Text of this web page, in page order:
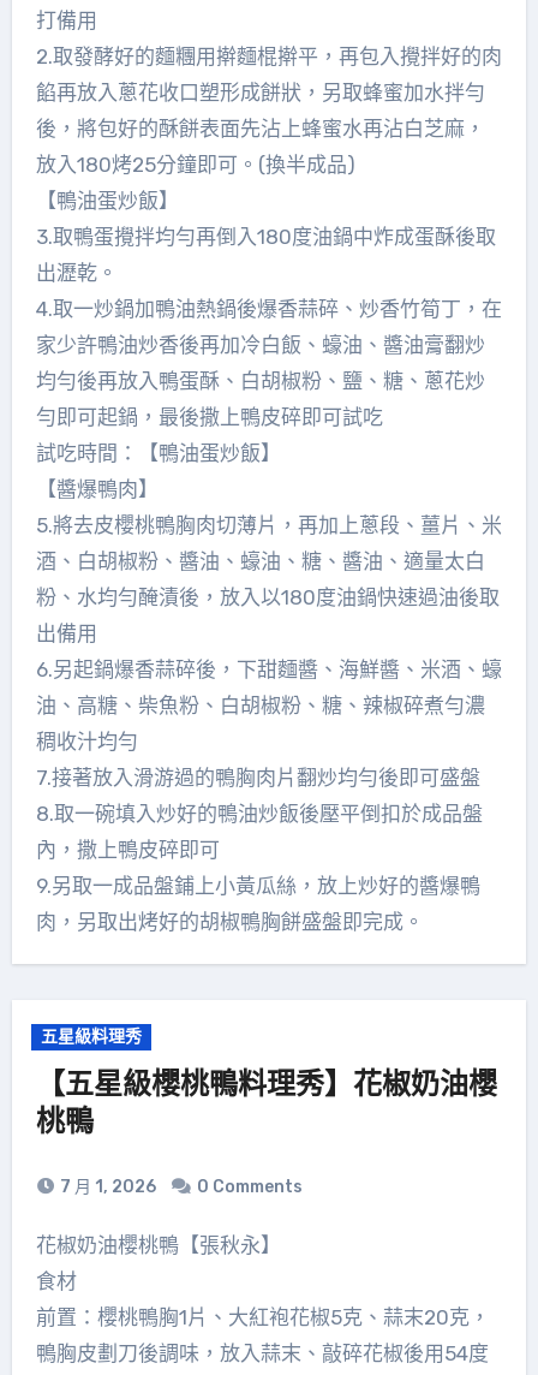
打備用
2.取發酵好的麵糰用擀麵棍擀平，再包入攪拌好的肉
餡再放入蔥花收口塑形成餅狀，另取蜂蜜加水拌勻
後，將包好的酥餅表面先沾上蜂蜜水再沾白芝麻，
放入180烤25分鐘即可。(換半成品)
【鴨油蛋炒飯】
3.取鴨蛋攪拌均勻再倒入180度油鍋中炸成蛋酥後取
出瀝乾。
4.取一炒鍋加鴨油熱鍋後爆香蒜碎、炒香竹筍丁，在
家少許鴨油炒香後再加冷白飯、蠔油、醬油膏翻炒
均勻後再放入鴨蛋酥、白胡椒粉、鹽、糖、蔥花炒
勻即可起鍋，最後撒上鴨皮碎即可試吃
試吃時間：【鴨油蛋炒飯】
【醬爆鴨肉】
5.將去皮櫻桃鴨胸肉切薄片，再加上蔥段、薑片、米
酒、白胡椒粉、醬油、蠔油、糖、醬油、適量太白
粉、水均勻醃漬後，放入以180度油鍋快速過油後取
出備用
6.另起鍋爆香蒜碎後，下甜麵醬、海鮮醬、米酒、蠔
油、高糖、柴魚粉、白胡椒粉、糖、辣椒碎煮勻濃
稠收汁均勻
7.接著放入滑游過的鴨胸肉片翻炒均勻後即可盛盤
8.取一碗填入炒好的鴨油炒飯後壓平倒扣於成品盤
內，撒上鴨皮碎即可
9.另取一成品盤鋪上小黃瓜絲，放上炒好的醬爆鴨
肉，另取出烤好的胡椒鴨胸餅盛盤即完成。
五星級料理秀
【五星級櫻桃鴨料理秀】花椒奶油櫻
桃鴨
7 月 1, 2026 0 Comments
花椒奶油櫻桃鴨【張秋永】
食材
前置：櫻桃鴨胸1片、大紅袍花椒5克、蒜末20克，
鴨胸皮劃刀後調味，放入蒜末、敲碎花椒後用54度